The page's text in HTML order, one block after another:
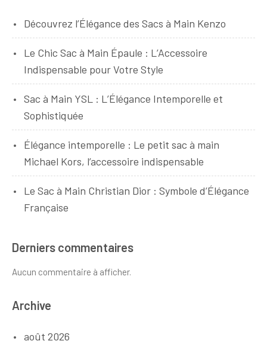
Découvrez l’Élégance des Sacs à Main Kenzo
Le Chic Sac à Main Épaule : L’Accessoire
Indispensable pour Votre Style
Sac à Main YSL : L’Élégance Intemporelle et
Sophistiquée
Élégance intemporelle : Le petit sac à main
Michael Kors, l’accessoire indispensable
Le Sac à Main Christian Dior : Symbole d’Élégance
Française
Derniers commentaires
Aucun commentaire à afficher.
Archive
août 2026